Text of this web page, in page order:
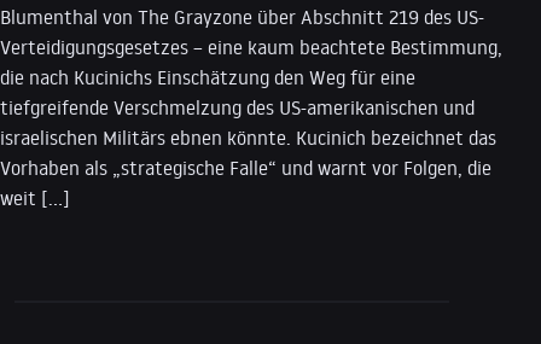
Blumenthal von The Grayzone über Abschnitt 219 des US-
Verteidigungsgesetzes – eine kaum beachtete Bestimmung,
die nach Kucinichs Einschätzung den Weg für eine
tiefgreifende Verschmelzung des US-amerikanischen und
israelischen Militärs ebnen könnte. Kucinich bezeichnet das
Vorhaben als „strategische Falle“ und warnt vor Folgen, die
weit […]